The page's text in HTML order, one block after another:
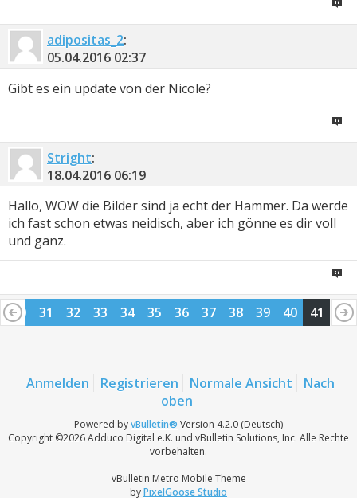
adipositas_2:
05.04.2016 02:37
Gibt es ein update von der Nicole?
Stright:
18.04.2016 06:19
Hallo, WOW die Bilder sind ja echt der Hammer. Da werde
ich fast schon etwas neidisch, aber ich gönne es dir voll
und ganz.
30 31 32 33 34 35 36 37 38 39 40 41
Anmelden Registrieren Normale Ansicht
Nach
oben
Powered byvBulletin® Version 4.2.0 (Deutsch)
Copyright ©2026 Adduco Digital e.K. und vBulletin Solutions, Inc. Alle Rechte
vorbehalten.
vBulletin Metro Mobile Theme
byPixelGoose Studio